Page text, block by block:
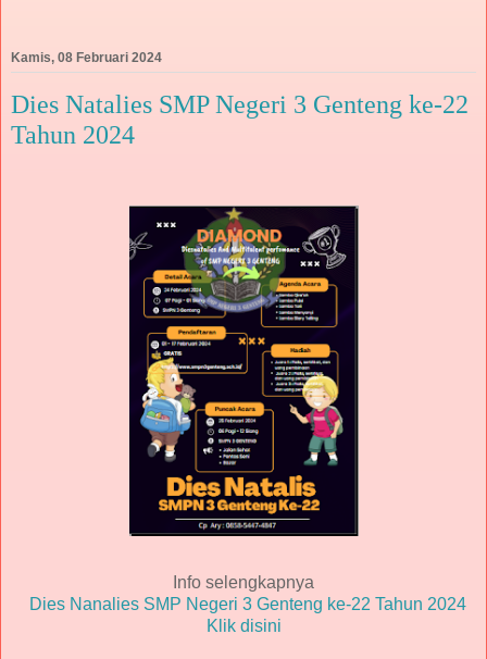
Kamis, 08 Februari 2024
Dies Natalies SMP Negeri 3 Genteng ke-22
Tahun 2024
Info selengkapnya
Dies Nanalies SMP Negeri 3 Genteng ke-22 Tahun 2024
Klik disini